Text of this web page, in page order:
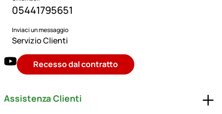
05441795651
Inviaci un messaggio
Servizio Clienti
Recesso dal contratto
Assistenza Clienti